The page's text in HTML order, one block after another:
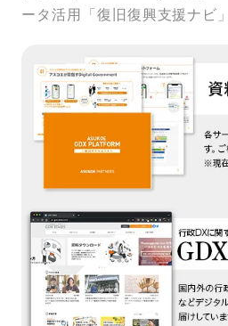
ータ活用「復旧復興支援ナビ